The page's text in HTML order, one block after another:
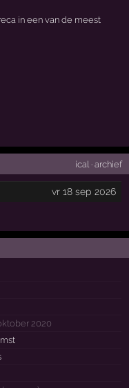
in een van de meest
ical · archief
vr 18 sep 2026
2020